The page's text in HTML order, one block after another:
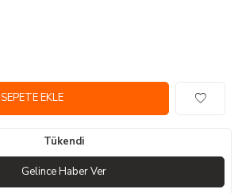
SEPETE EKLE
Tükendi
Gelince Haber Ver